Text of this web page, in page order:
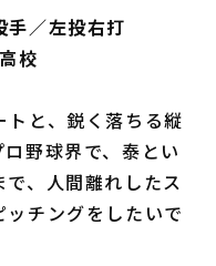
手／左投右打
校
トと、鋭く落ちる縦
野球界で、泰とい
、人間離れしたス
チングをしたいで